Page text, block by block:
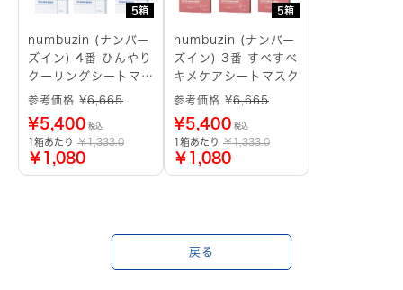
5箱
numbuzin (ナンバー
ズイン) 4番 ひんやり
クーリングシートマス
ク
参考価格 ¥6,665
¥5,400 税込
1箱あたり ￥1,333.0
￥1,080
5箱
numbuzin (ナンバー
ズイン) 3番 すべすべ
キメケアシートマスク
参考価格 ¥6,665
¥5,400 税込
1箱あたり ￥1,333.0
￥1,080
戻る